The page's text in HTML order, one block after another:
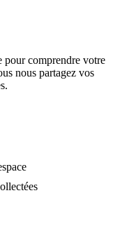
pour comprendre votre
nous partagez vos